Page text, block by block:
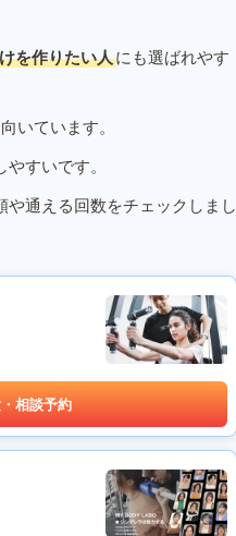
を作りたい人にも選ばれやす
いています。
すいです。
通える回数をチェックしまし
相談予約